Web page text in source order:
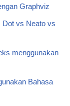
Graphviz
Dot vs Neato vs
menggunakan
Bahasa